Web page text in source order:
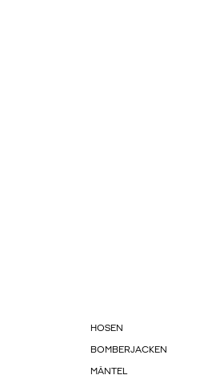
HOSEN
BOMBERJACKEN
MÄNTEL